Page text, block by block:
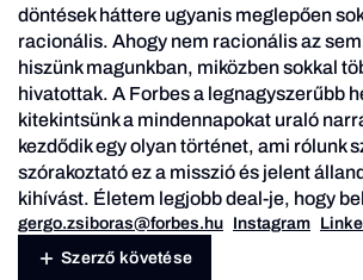
döntések háttere ugyanis meglepően
racionális. Ahogy nem racionális az
hiszünk magunkban, miközben sokkal
hivatottak. A Forbes a legnagyszerűbb
kitekintsünk a mindennapokat uraló
kezdődik egy olyan történet, ami rólunk
szórakoztató ez a misszió és jelent
kihívást. Életem legjobb deal-je, hogy
gergo.zsiboras@forbes.hu Instagram
Szerző követése